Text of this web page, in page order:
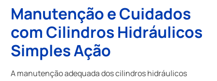
Manutenção e Cuidados
com Cilindros Hidráulicos
Simples Ação
A manutenção adequada dos cilindros hidráulicos